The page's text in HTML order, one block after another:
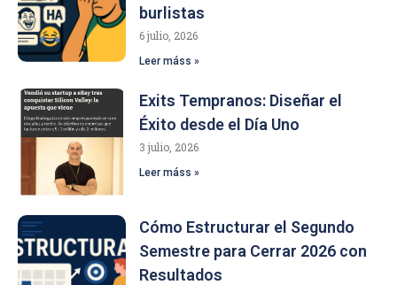
burlistas
6 julio, 2026
Leer máss »
Exits Tempranos: Diseñar el
Éxito desde el Día Uno
3 julio, 2026
Leer máss »
Cómo Estructurar el Segundo
Semestre para Cerrar 2026 con
Resultados